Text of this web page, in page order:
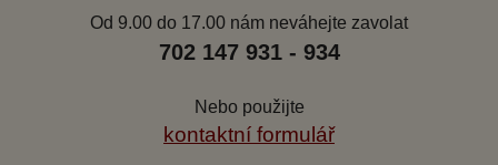
Od 9.00 do 17.00 nám neváhejte zavolat
702 147 931 - 934
Nebo použijte
kontaktní formulář